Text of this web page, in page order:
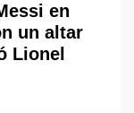
en
un altar
Lionel